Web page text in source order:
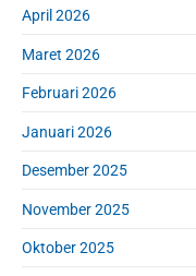
b
a
April 2026
Maret 2026
Februari 2026
Januari 2026
Desember 2025
November 2025
Oktober 2025